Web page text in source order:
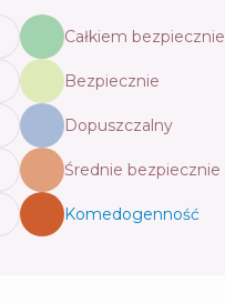
Całkiem bezpiecznie
Bezpiecznie
Dopuszczalny
Średnie bezpiecznie
Komedogenność